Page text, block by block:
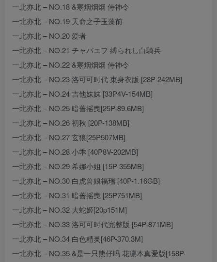
一北亦北 – NO.18 &寒烟烟烟 侍神令
一北亦北 – NO.19 天命之子玉藻前
一北亦北 – NO.20 爱者
一北亦北 – NO.21 チャパエフ 縛られし白騎兵
一北亦北 – NO.22 &寒烟烟烟 侍神令
一北亦北 – NO.23 洛可可时代 束身衣版 [28P-242MB]
一北亦北 – NO.24 吉他妹妹 [33P4V-154MB]
一北亦北 – NO.25 暗蔷摇曳[25P-89.6MB]
一北亦北 – NO.26 初秋 [20P-138MB]
一北亦北 – NO.27 玄狼[25P507MB]
一北亦北 – NO.28 小乖 [40P8V-202MB]
一北亦北 – NO.29 希娜小姐 [15P-355MB]
一北亦北 – NO.30 白虎兽娘福瑞 [40P-1.16GB]
一北亦北 – NO.31 暗蔷摇曳 [25P751MB]
一北亦北 – NO.32 大蛇姬[20p151M]
一北亦北 – NO.33 洛可可时代完整版 [54P-871MB]
一北亦北 – NO.34 白色精灵[46P-370.3M]
一北亦北 – NO.35 &是一只熊仔吗 花凛本真爱版[158P-